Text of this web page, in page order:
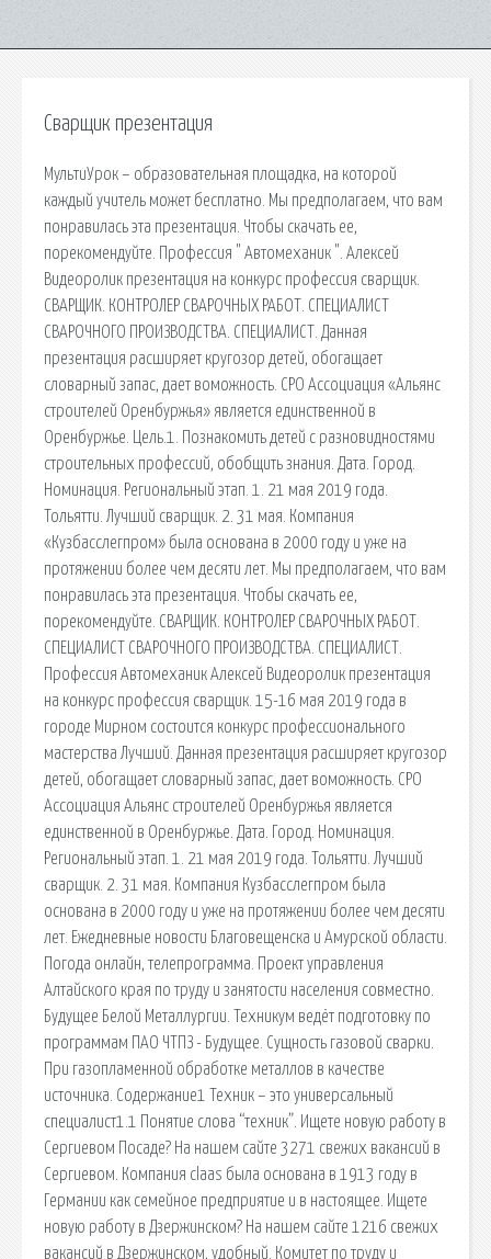
Сварщик презентация
МультиУрок – образовательная площадка, на которой
каждый учитель может бесплатно. Мы предполагаем, что вам
понравилась эта презентация. Чтобы скачать ее,
порекомендуйте. Профессия " Автомеханик ". Алексей
Видеоролик презентация на конкурс профессия сварщик.
СВАРЩИК. КОНТРОЛЕР СВАРОЧНЫХ РАБОТ. СПЕЦИАЛИСТ
СВАРОЧНОГО ПРОИЗВОДСТВА. СПЕЦИАЛИСТ. Данная
презентация расширяет кругозор детей, обогащает
словарный запас, дает воможность. СРО Ассоциация «Альянс
строителей Оренбуржья» является единственной в
Оренбуржье. Цель.1. Познакомить детей с разновидностями
строительных профессий, обобщить знания. Дата. Город.
Номинация. Региональный этап. 1. 21 мая 2019 года.
Тольятти. Лучший сварщик. 2. 31 мая. Компания
«Кузбасслегпром» была основана в 2000 году и уже на
протяжении более чем десяти лет. Мы предполагаем, что вам
понравилась эта презентация. Чтобы скачать ее,
порекомендуйте. СВАРЩИК. КОНТРОЛЕР СВАРОЧНЫХ РАБОТ.
СПЕЦИАЛИСТ СВАРОЧНОГО ПРОИЗВОДСТВА. СПЕЦИАЛИСТ.
Профессия Автомеханик Алексей Видеоролик презентация
на конкурс профессия сварщик. 15-16 мая 2019 года в
городе Мирном состоится конкурс профессионального
мастерства Лучший. Данная презентация расширяет кругозор
детей, обогащает словарный запас, дает воможность. СРО
Ассоциация Альянс строителей Оренбуржья является
единственной в Оренбуржье. Дата. Город. Номинация.
Региональный этап. 1. 21 мая 2019 года. Тольятти. Лучший
сварщик. 2. 31 мая. Компания Кузбасслегпром была
основана в 2000 году и уже на протяжении более чем десяти
лет. Ежедневные новости Благовещенска и Амурской области.
Погода онлайн, телепрограмма. Проект управления
Алтайского края по труду и занятости населения совместно.
Будущее Белой Металлургии. Техникум ведёт подготовку по
программам ПАО ЧТПЗ - Будущее. Сущность газовой сварки.
При газопламенной обработке металлов в качестве
источника. Содержание1 Техник – это универсальный
специалист1.1 Понятие слова “техник”. Ищете новую работу в
Сергиевом Посаде? На нашем сайте 3271 свежих вакансий в
Сергиевом. Компания claas была основана в 1913 году в
Германии как семейное предприятие и в настоящее. Ищете
новую работу в Дзержинском? На нашем сайте 1216 свежих
вакансий в Дзержинском, удобный. Комитет по труду и